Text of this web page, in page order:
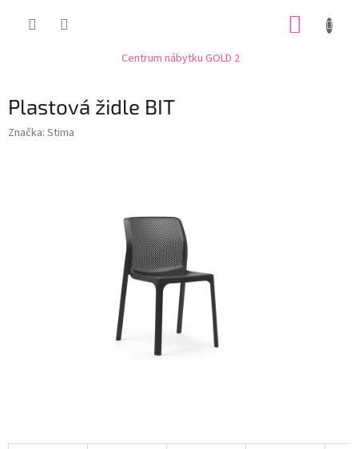
Centrum nábytku GOLD 2
Plastová židle BIT
Značka: Stima